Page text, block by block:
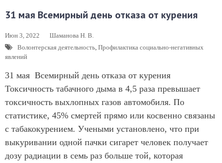
31 мая Всемирный день отказа от курения
Июн 3, 2022
Шаманова Н. В.
Волонтерская деятельность Профилактика социально-негативных
явлений
31 мая Всемирный день отказа от курения
Токсичность табачного дыма в 4,5 раза превышает
токсичность выхлопных газов автомобиля. По
статистике, 45% смертей прямо или косвенно связаны
с табакокурением. Учеными установлено, что при
выкуривании одной пачки сигарет человек получает
дозу радиации в семь раз больше той, которая